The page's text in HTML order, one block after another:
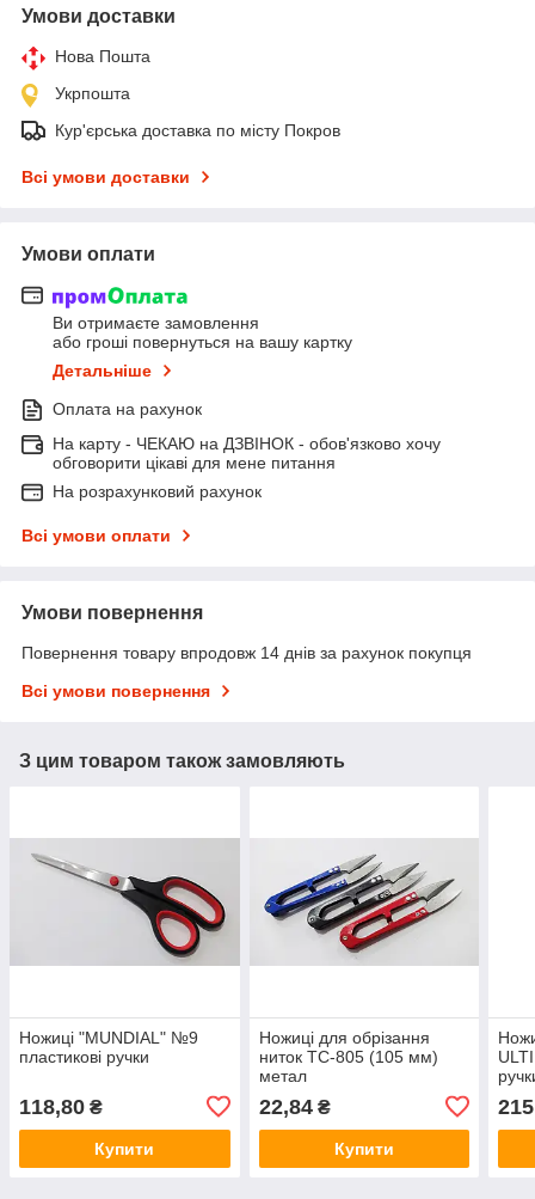
Умови доставки
Нова Пошта
Укрпошта
Кур'єрська доставка по місту Покров
Всі умови доставки
Умови оплати
Ви отримаєте замовлення
або гроші повернуться на вашу картку
Детальніше
Оплата на рахунок
На карту - ЧЕКАЮ на ДЗВІНОК - обов'язково хочу
обговорити цікаві для мене питання
На розрахунковий рахунок
Всі умови оплати
Умови повернення
Повернення товару впродовж 14 днів за рахунок покупця
Всі умови повернення
З цим товаром також замовляють
Ножиці "MUNDIAL" №9
пластикові ручки
118,80 ₴
Купити
Ножиці для обрізання
ниток ТС-805 (105 мм)
метал
22,84₴
Купити